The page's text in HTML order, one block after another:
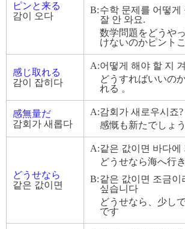
ピンと来る
감이 오다
B:수학 문제를 어떻게
잘 안 와요.
数学問題をどうや
けないのかピント
感じ取れる
감이 잡히다
A:어떻게 해야 할 지
どうすればいいの
れる 。
感無量だ
감회가 새롭다
A:감회가 새로우시죠?
感慨も新たでしょ
どうせなら
같은 값이면
A:같은 값이면 바다에
どうせなら海へ行き
B:같은 값이면 조금이
싶습니다
どうせなら、少し
です